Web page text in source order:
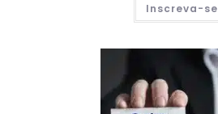
Inscreva-se